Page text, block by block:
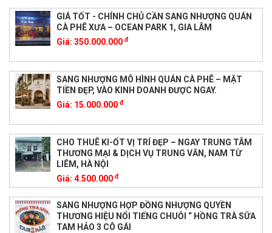
GIÁ TỐT - CHÍNH CHỦ CẦN SANG NHƯỢNG QUÁN
CÀ PHÊ XƯA – OCEAN PARK 1, GIA LÂM
Giá: 350.000.000 đ
SANG NHƯỢNG MÔ HÌNH QUÁN CÀ PHÊ – MẶT
TIỀN ĐẸP, VÀO KINH DOANH ĐƯỢC NGAY.
Giá: 15.000.000 đ
CHO THUÊ KI-ỐT VỊ TRÍ ĐẸP – NGAY TRUNG TÂM
THƯƠNG MẠI & DỊCH VỤ TRUNG VĂN, NAM TỪ
LIÊM, HÀ NỘI
Giá: 4.500.000 đ
SANG NHƯỢNG HỢP ĐỒNG NHƯỢNG QUYỀN
THƯƠNG HIỆU NỔI TIẾNG CHUỖI “ HỒNG TRÀ SỮA
TAM HẢO 3 CÔ GÁI